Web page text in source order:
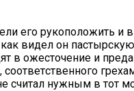
его ру­ко­по­ло­жить и
ви­дел он
в оже­сто­че­ние и
счи­тал нуж­ным в тот